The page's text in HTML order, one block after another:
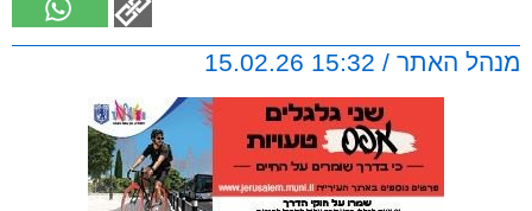
מנהל האתר / 15:32 15.02.26